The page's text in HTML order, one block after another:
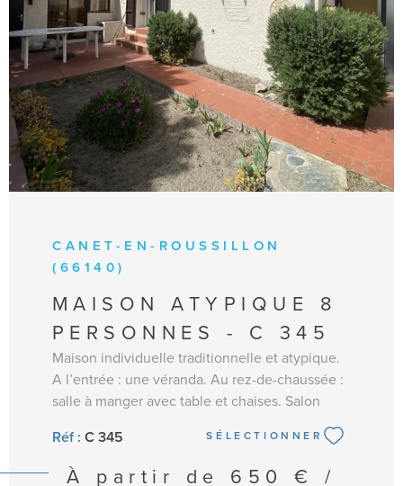
CANET-EN-ROUSSILLON
(66140)
MAISON ATYPIQUE 8
PERSONNES - C 345
Maison individuelle traditionnelle et atypique.
A l’entrée : une véranda. Au rez-de-chaussée :
salle à manger avec table et chaises. Salon
séparée et équipée : frigo/congélateur, micro-
ondes, four, plaques de cuisson à gaz, lave-
Réf : C 345 SÉLECTIONNER
À partir de
650 € /
VOIR LE BIEN